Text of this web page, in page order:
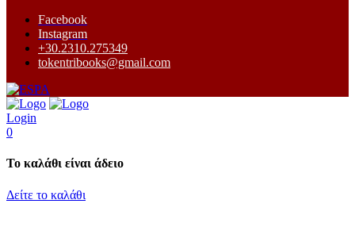
Facebook
Instagram
+30.2310.275349
tokentribooks@gmail.com
Login
0
Το καλάθι είναι άδειο
Δείτε το καλάθι